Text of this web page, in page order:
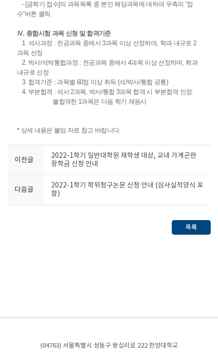
- [금학기 접수]의 과목목록 중 본인 해당과목에 대하여 우측의 “접
수”버튼 클릭
Ⅳ. 종합시험 과목 신청 및 합격기준
1. 석사과정 : 전공과목 중에서 3과목 이상 선정하며, 학과 내규로 2
과목 선정
2. 박사/석박통합과정 : 전공과목 중에서 4과목 이상 선정하며, 학과
내규로 선정
3. 합격기준 : 과목별 60점 이상 취득 (석/박사/통합 공통)
4. 부분합격 : 석사 2과목, 박사/통합 3과목 합격 시 부분합격 인정.
불합격한 1과목은 다음 학기 재응시
* 상세 내용은 붙임 자료 참고 바랍니다.
이전글
2022-1학기 일반대학원 재학생 대상, 교내 가계곤란
장학금 신청 안내
다음글
2022-1학기 학위청구논문 신청 안내 (심사실적양식 포
함)
목록
(04763) 서울특별시 성동구 왕십리로 222 한양대학교